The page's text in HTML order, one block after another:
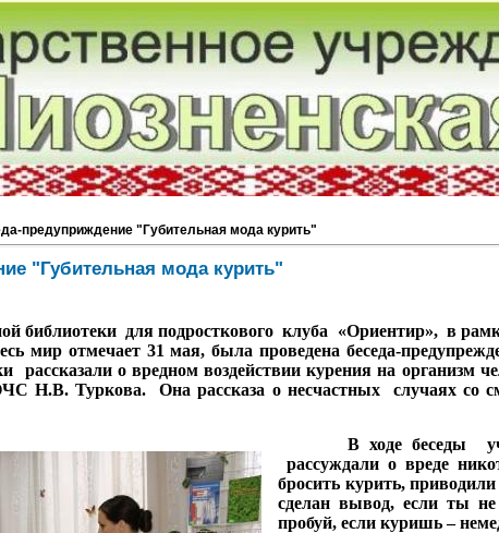
предуприждение "Губительная мода курить"
"Губительная мода курить"
для подросткового клуба «Ориентир», в
мир отмечает 31 мая, была проведена беседа-
рассказали о вредном воздействии курения на организм
Н.В. Туркова. Она рассказа о несчастных случаях со
В ходе беседы
рассуждали о вреде
бросить курить,
сделан вывод, если ты
пробуй, если куришь –